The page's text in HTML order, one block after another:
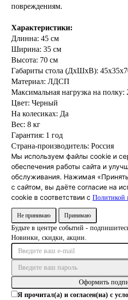
повреждениям.
Характеристики:
Длинна: 45 см
Ширина: 35 см
Высота: 70 см
Габариты стола (ДхШхВ):
Материал: ЛДСП
Максимальная нагрузка на полку:
Цвет: Черный
На колесиках: Да
Вес: 8 кг
Гарантия: 1 год
Страна-производитель: Россия
Мы используем файлы cookie и
обеспечения работы сайта и
обслуживания. Нажимая
с сайтом, вы даёте согласие на
cookie в соответствии с Политикой
Не принимаю Принимаю
Будьте в центре событий -
Новинки, скидки, акции.
Оформить
Я прочитал(а) и согласен(на) с